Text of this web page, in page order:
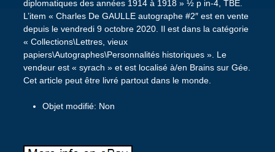
diplomatiques des années 1914 à 1918 » ½ p in-4, TBE.
L’item « Charles De GAULLE autographe #2″ est en vente
depuis le vendredi 9 octobre 2020. Il est dans la catégorie
« Collections\Lettres, vieux
papiers\Autographes\Personnalités historiques ». Le
vendeur est « syrach » et est localisé à/en Brains sur Gée.
Cet article peut être livré partout dans le monde.
Objet modifié: Non